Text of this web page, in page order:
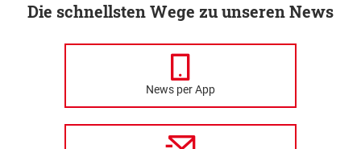
Die schnellsten Wege zu unseren News
News per App